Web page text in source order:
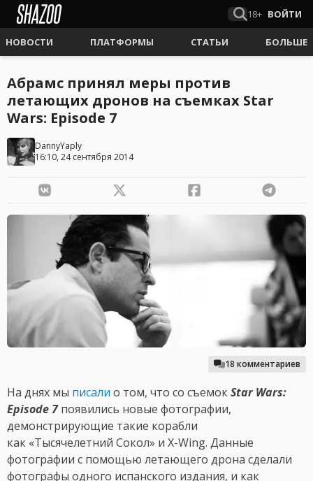
18+ ВОЙТИ
НОВОСТИ ПЛАТФОРМЫ СТАТЬИ БОЛЬШЕ
Абрамс принял меры против
летающих дронов на съемках Star
Wars: Episode 7
DannyYaply
16:10, 24 сентября 2014
18 комментариев
На днях мы писали о том, что со съемокStar Wars:
Episode 7появились новые фотографии,
демонстрирующие такие корабли
как «Тысячелетний Сокол» и X-Wing. Данные
фотографии с помощью летающего дрона сделали
фотографы одного испанского издания, и как